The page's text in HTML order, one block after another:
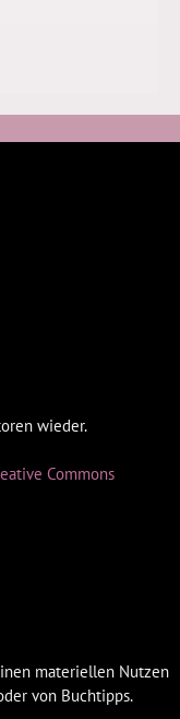
wieder.
Commons
materiellen Nutzen
von Buchtipps.